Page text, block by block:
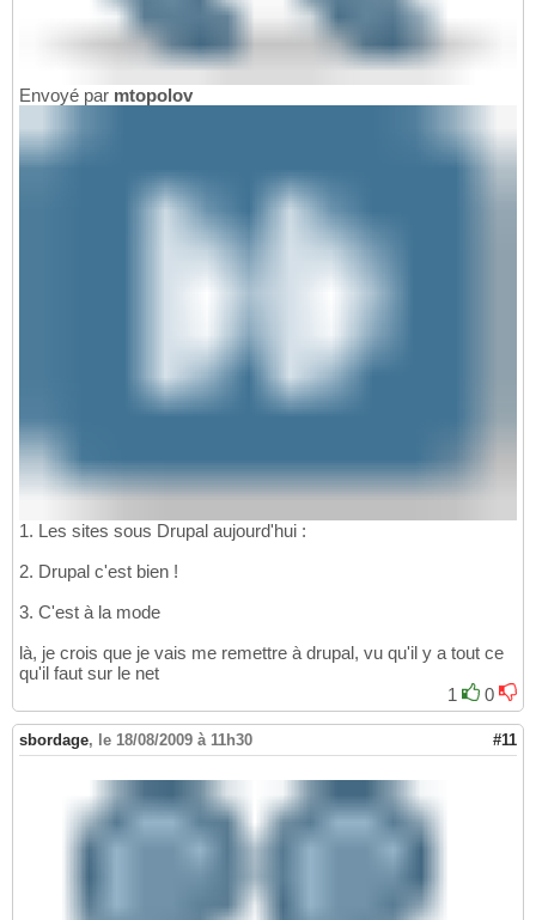
Envoyé par mtopolov
1. Les sites sous Drupal aujourd'hui :
2. Drupal c'est bien !
3. C'est à la mode
là, je crois que je vais me remettre à drupal, vu qu'il y a tout ce
qu'il faut sur le net
1
0
sbordage, le 18/08/2009 à 11h30 #11